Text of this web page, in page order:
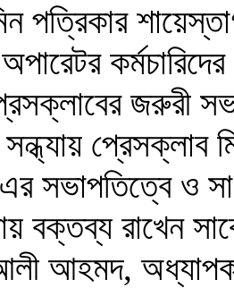
পত্রিকার
জরুরী
সন্ধ্যায়
ও
বক্তব্য রাখেন
আহমদ, অধ্যাপক